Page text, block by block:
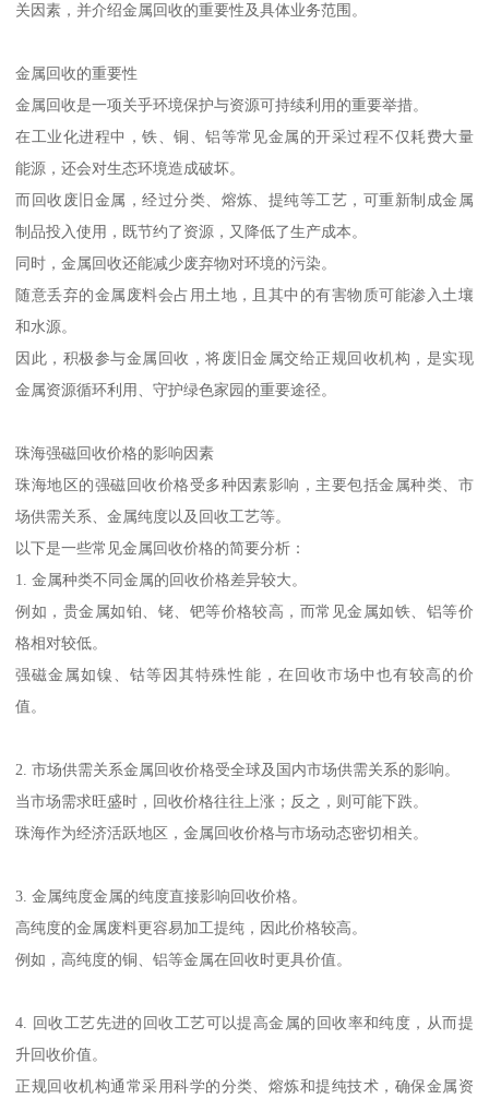
关因素，并介绍金属回收的重要性及具体业务范围。
金属回收的重要性
金属回收是一项关乎环境保护与资源可持续利用的重要举措。
在工业化进程中，铁、铜、铝等常见金属的开采过程不仅耗费大量
能源，还会对生态环境造成破坏。
而回收废旧金属，经过分类、熔炼、提纯等工艺，可重新制成金属
制品投入使用，既节约了资源，又降低了生产成本。
同时，金属回收还能减少废弃物对环境的污染。
随意丢弃的金属废料会占用土地，且其中的有害物质可能渗入土壤
和水源。
因此，积极参与金属回收，将废旧金属交给正规回收机构，是实现
金属资源循环利用、守护绿色家园的重要途径。
珠海强磁回收价格的影响因素
珠海地区的强磁回收价格受多种因素影响，主要包括金属种类、市
场供需关系、金属纯度以及回收工艺等。
以下是一些常见金属回收价格的简要分析：
1. 金属种类不同金属的回收价格差异较大。
例如，贵金属如铂、铑、钯等价格较高，而常见金属如铁、铝等价
格相对较低。
强磁金属如镍、钴等因其特殊性能，在回收市场中也有较高的价
值。
2. 市场供需关系金属回收价格受全球及国内市场供需关系的影响。
当市场需求旺盛时，回收价格往往上涨；反之，则可能下跌。
珠海作为经济活跃地区，金属回收价格与市场动态密切相关。
3. 金属纯度金属的纯度直接影响回收价格。
高纯度的金属废料更容易加工提纯，因此价格较高。
例如，高纯度的铜、铝等金属在回收时更具价值。
4. 回收工艺先进的回收工艺可以提高金属的回收率和纯度，从而提
升回收价值。
正规回收机构通常采用科学的分类、熔炼和提纯技术，确保金属资